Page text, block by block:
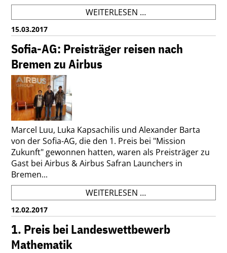
WEITERLESEN …SOFIA-
AG
BEI
DER
YURI’S
15.03.2017
Sofia-AG: Preisträger reisen nach
Bremen zu Airbus
Marcel Luu, Luka Kapsachilis und Alexander Barta
von der Sofia-AG, die den 1. Preis bei "Mission
Zukunft" gewonnen hatten, waren als Preisträger zu
Gast bei Airbus & Airbus Safran Launchers in
Bremen...
WEITERLESEN …SOFIA-
AG:
PREISTRÄGER
REISEN
NACH
12.02.2017
1. Preis bei Landeswettbewerb
Mathematik